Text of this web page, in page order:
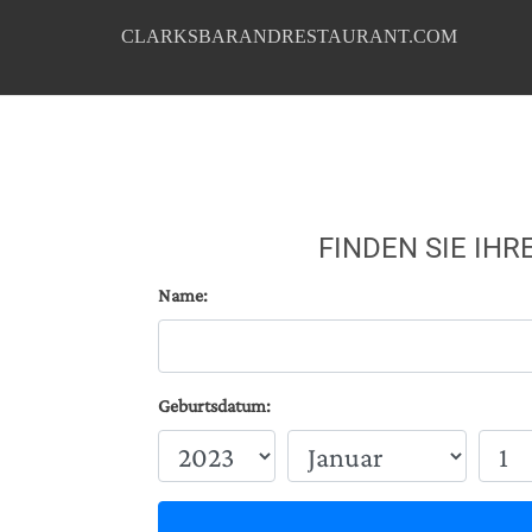
CLARKSBARANDRESTAURANT.COM
FINDEN SIE
Name:
Geburtsdatum: